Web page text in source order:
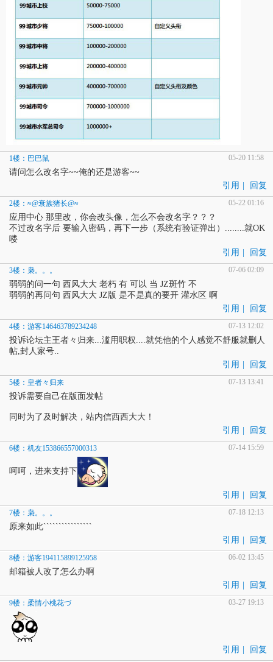
1楼：巴巴鼠 05-20 11:58
请问怎么改名字~~俺的还是游客~~
引用
回复
2楼：≈@衰族猪长@≈ 05-22 01:16
应用中心 那里改，你会改头像，怎么不会改名字？？？
不过改名字后 要输入密码，再下一步（系统有验证弹出）........就OK
喽
引用
回复
3楼：枭。。。 07-06 02:09
弱弱的问一句 西风大大 老朽 有 可以 当 JZ斑竹 不
弱弱的再问句 西风大大 JZ版 是不是真的要开 灌水区 啊
引用
回复
4楼：游客146463789234248 07-13 12:02
投诉论坛主王者々归来...滥用职权....就凭他的个人感觉不舒服就删人
帖,封人家号..
引用
回复
5楼：皇者々归来 07-13 13:41
投诉需要自己在版面发帖
同时为了及时解决，站内信西西大大！
引用
回复
6楼：机友153866557000313 07-14 15:59
呵呵，进来支持下
引用 回复
7楼：枭。。。 07-18 12:13
原来如此````````````````
引用
回复
8楼：游客194115899125958 06-02 13:45
邮箱被人改了怎么办啊
引用
回复
9楼：柔情小桃花づ 03-27 19:13
引用 回复